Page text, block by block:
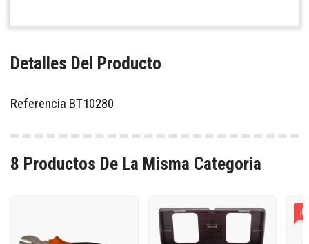
Detalles Del Producto
Referencia BT10280
8 Productos De La Misma Categoria